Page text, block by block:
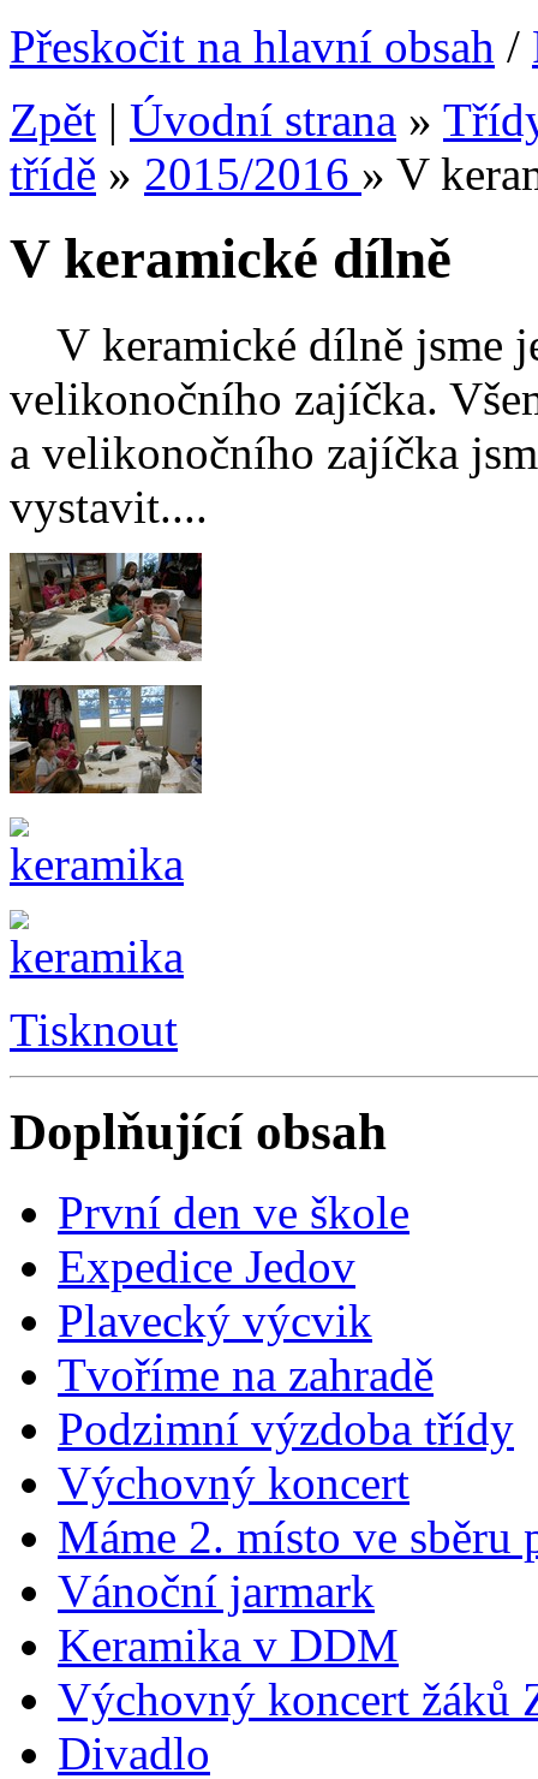
Přeskočit na hlavní obsah /
Zpět | Úvodní strana »
třídě » 2015/2016 » V
V keramické dílně
V keramické dílně jsme
velikonočního zajíčka.
a velikonočního zajíčka
vystavit....
Tisknout
Doplňující obsah
První den ve škole
Expedice Jedov
Plavecký výcvik
Tvoříme na zahradě
Podzimní výzdoba třídy
Výchovný koncert
Máme 2. místo ve sběru
Vánoční jarmark
Keramika v DDM
Výchovný koncert žáků
Divadlo